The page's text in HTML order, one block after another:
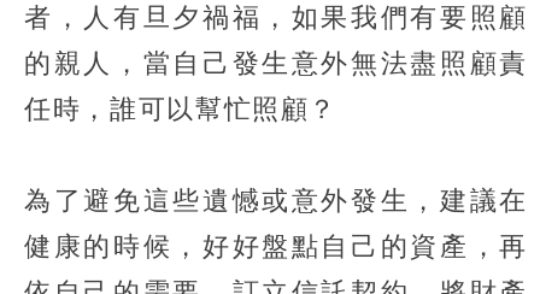
者，人有旦夕禍福，如果我們有要照顧
的親人，當自己發生意外無法盡照顧責
任時，誰可以幫忙照顧？
為了避免這些遺憾或意外發生，建議在
健康的時候，好好盤點自己的資產，再